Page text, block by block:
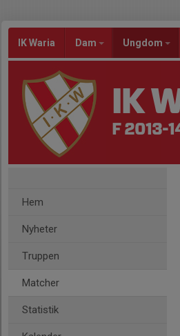
IK Waria Dam Ungdom
IK
F 2013-
Hem
Nyheter
Truppen
Matcher
Statistik